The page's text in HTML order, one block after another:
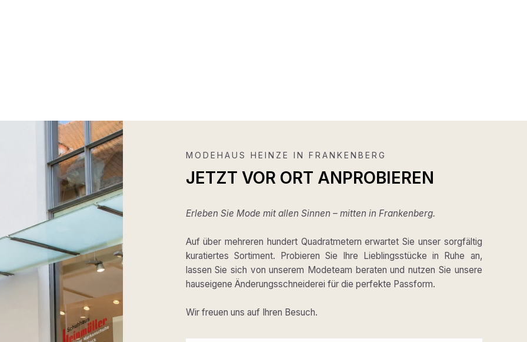
MODEHAUS HEINZE IN FRANKENBERG
JETZT VOR ORT ANPROBIEREN
Erleben Sie Mode mit allen Sinnen – mitten in Frankenberg.
Auf über mehreren hundert Quadratmetern erwartet Sie unser sorgfältig
kuratiertes Sortiment. Probieren Sie Ihre Lieblingsstücke in Ruhe an,
lassen Sie sich von unserem Modeteam beraten und nutzen Sie unsere
hauseigene Änderungsschneiderei für die perfekte Passform.
Wir freuen uns auf Ihren Besuch.